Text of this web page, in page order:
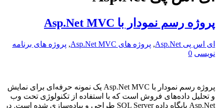
پروژه رسم نمودار با Asp.Net MVC
ای اس پی Asp.Net , پروژه های Asp.Net MVC , پروژه های برنامه
نویسی 0
پروژه رسم نمودار با Asp.Net MVC یک نمونه حرفه‌ای برای نمایش
و تحلیل داده‌های فروش است که با استفاده از تکنولوژی تحت وب
Asp.Net پایگاه داده SQL Server طراحی و پیاده‌سازی شده است. در